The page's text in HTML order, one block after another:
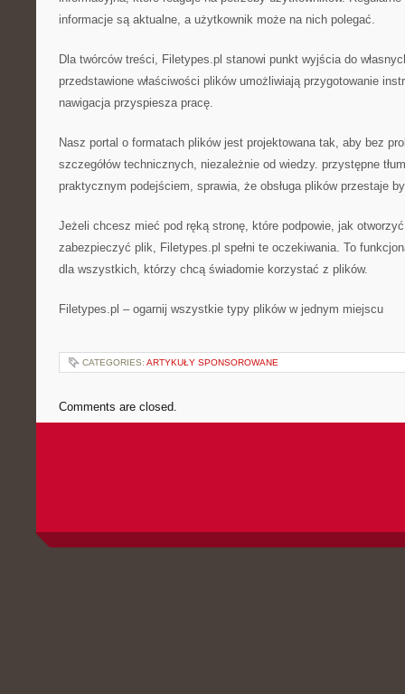
informacje są aktualne, a użytkownik może na nich polegać.
Dla twórców treści, Filetypes.pl stanowi punkt wyjścia do
przedstawione właściwości plików umożliwiają przygotowanie
nawigacja przyspiesza pracę.
Nasz portal o formatach plików jest projektowana tak, aby bez
szczegółów technicznych, niezależnie od wiedzy. przystępne
praktycznym podejściem, sprawia, że obsługa plików przestaje
Jeżeli chcesz mieć pod ręką stronę, które podpowie, jak
zabezpieczyć plik, Filetypes.pl spełni te oczekiwania. To
dla wszystkich, którzy chcą świadomie korzystać z plików.
Filetypes.pl – ogarnij wszystkie typy plików w jednym miejscu
CATEGORIES: ARTYKUŁY SPONSOROWANE
Comments are closed.